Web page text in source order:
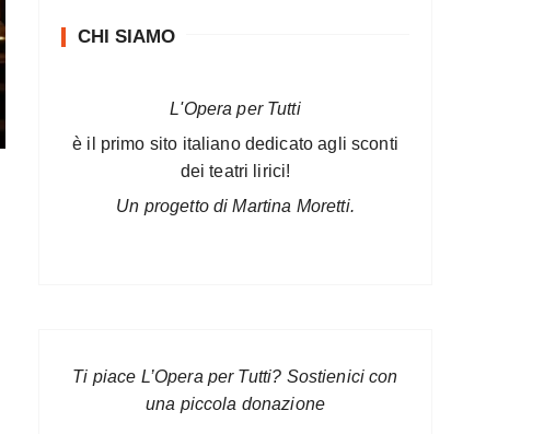
CHI SIAMO
L'Opera per Tutti
è il primo sito italiano dedicato agli sconti
dei teatri lirici!
Un progetto di Martina Moretti.
Ti piace L’Opera per Tutti? Sostienici con
una piccola donazione